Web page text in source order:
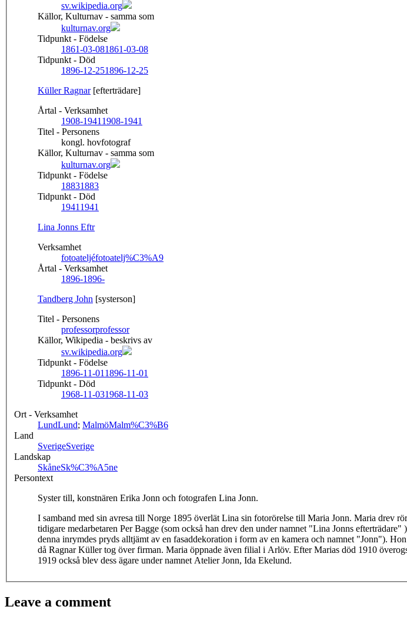
sv.wikipedia.org
Källor, Kulturnav - samma som
kulturnav.org
Tidpunkt - Födelse
1861-03-081861-03-08
Tidpunkt - Död
1896-12-251896-12-25
Küller Ragnar[efterträdare]
Årtal - Verksamhet
1908-1941 1908-1941
Titel - Personens
kongl. hovfotograf
Källor, Kulturnav - samma som
kulturnav.org
Tidpunkt - Födelse
18831883
Tidpunkt - Död
1941 1941
Lina Jonns Eftr
Verksamhet
fotoateljéfotoatelj%C3%A9
Årtal - Verksamhet
1896-1896-
Tandberg John [systerson]
Titel - Personens
professorprofessor
Källor, Wikipedia - beskrivs av
sv.wikipedia.org
Tidpunkt - Födelse
1896-11-01 1896-11-01
Tidpunkt - Död
1968-11-031968-11-03
Ort - Verksamhet
LundLund; MalmöMalm%C3%B6
Land
SverigeSverige
Landskap
SkåneSk%C3%A5ne
Persontext
Syster till, konstnären Erika Jonn och fotografen Lina Jonn.
I samband med sin avresa till Norge 1895 överlät Lina sin fotorörelse till Maria Jonn. Maria drev
tidigare medarbetaren Per Bagge (som också han drev den under namnet "Lina Jonns
denna inrymdes pryds alltjämt av en fasaddekoration i form av en kamera och namnet "Jonn").
då Ragnar Küller tog över firman. Maria öppnade även filial i Arlöv. Efter Marias död 1910
1919 också blev dess ägare under namnet Atelier Jonn, Ida Ekelund.
Leave a comment